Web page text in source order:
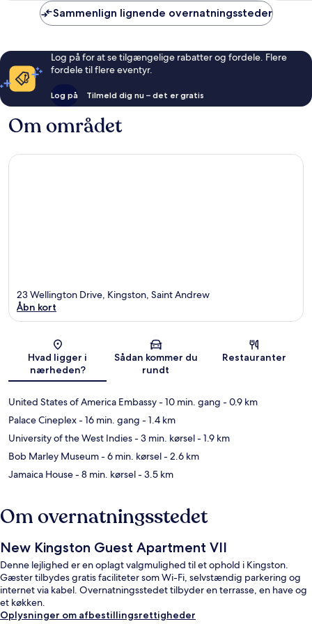
Sammenlign lignende overnatningssteder
Log på for at se tilgængelige rabatter og fordele. Flere
fordele til flere eventyr.
Log på Tilmeld dig nu – det er gratis
Om området
Kort
23 Wellington Drive, Kingston, Saint Andrew
Åbn kort
Hvad ligger i
nærheden?
Sådan kommer du
rundt
Restauranter
United States of America Embassy- 10 min. gang - 0.9 km
Palace Cineplex- 16 min. gang - 1.4 km
University of the West Indies- 3 min. kørsel- 1.9 km
Bob Marley Museum- 6 min. kørsel- 2.6 km
Jamaica House- 8 min. kørsel- 3.5 km
Om overnatningsstedet
New Kingston Guest Apartment VII
Denne lejlighed er en oplagt valgmulighed til et ophold i Kingston.
Gæster tilbydes gratis faciliteter som Wi-Fi, selvstændig parkering og
internet via kabel. Overnatningsstedet tilbyder en terrasse, en have og
et køkken.
Oplysninger om afbestillingsrettigheder